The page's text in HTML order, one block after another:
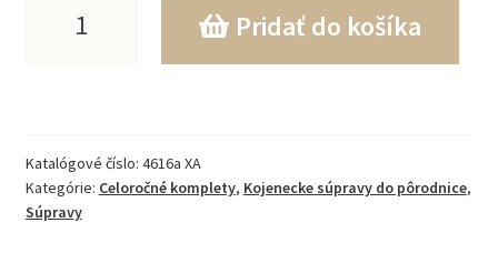
VÝBAVIČKA
béžová
Pridať do košíka
Katalógové číslo: 4616a XA
Kategórie: Celoročné komplety, Kojenecke súpravy do pôrodnice,
Súpravy